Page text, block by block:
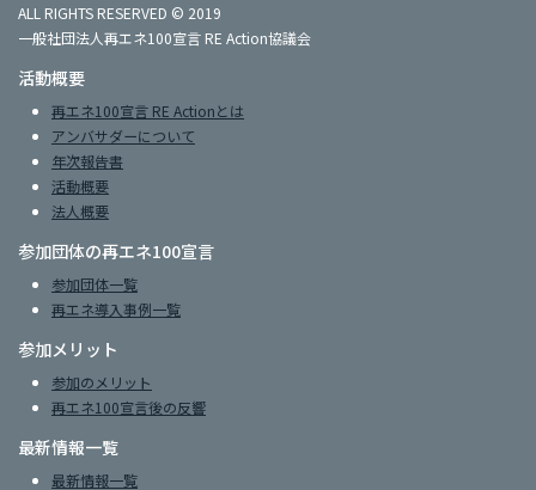
ALL RIGHTS RESERVED © 2019
一般社団法人再エネ100宣言 RE Action協議会
活動概要
再エネ100宣言 RE Actionとは
アンバサダーについて
年次報告書
活動概要
法人概要
参加団体の再エネ100宣言
参加団体一覧
再エネ導入事例一覧
参加メリット
参加のメリット
再エネ100宣言後の反響
最新情報一覧
最新情報一覧